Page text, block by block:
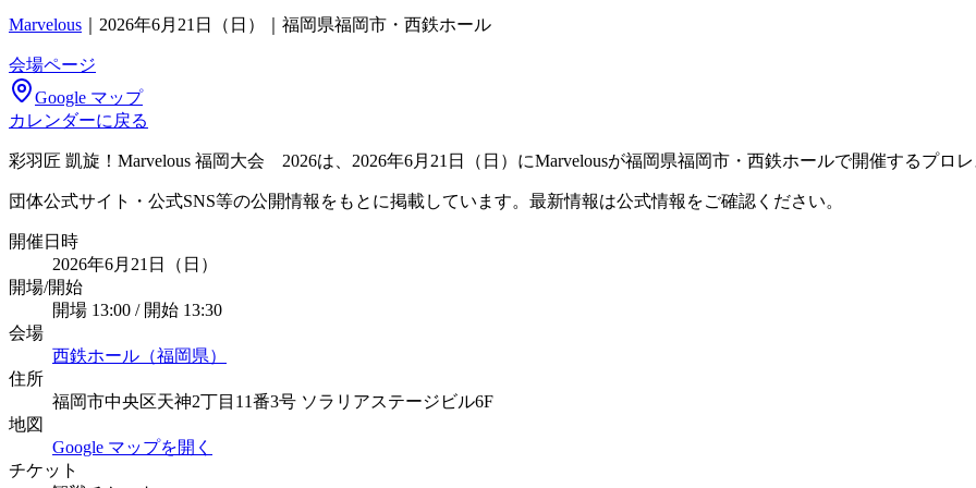
Marvelous 2026年6月21日（日）｜福岡県福岡市・西鉄ホール
会場ページ
Google マップ
カレンダーに戻る
彩羽匠 凱旋！Marvelous 福岡大会 2026は、2026年6月21日（日）にMarvelousが福岡県福岡市・西鉄ホールで開催するプロレ
団体公式サイト・公式SNS等の公開情報をもとに掲載しています。最新情報は公式情報をご確認ください。
開催日時
2026年6月21日（日）
開場/開始
開場 13:00 / 開始 13:30
会場
西鉄ホール（福岡県）
住所
福岡市中央区天神2丁目11番3号 ソラリアステージビル6F
地図
Google マップを開く
チケット